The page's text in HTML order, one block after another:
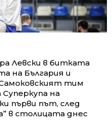
Левски в битката
на България и
тим
на
първи път, след
в столицата днес